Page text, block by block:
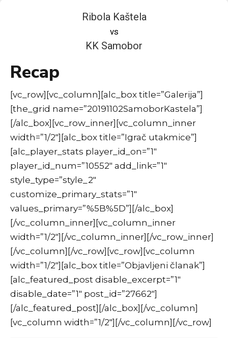
Ribola Kaštela
vs
KK Samobor
Recap
[vc_row][vc_column][alc_box title=”Galerija”]
[the_grid name=”20191102SamoborKastela”]
[/alc_box][vc_row_inner][vc_column_inner
width=”1/2″][alc_box title=”Igrač utakmice”]
[alc_player_stats player_id_on=”1″
player_id_num=”10552″ add_link=”1″
style_type=”style_2″
customize_primary_stats=”1″
values_primary=”%5B%5D”][/alc_box]
[/vc_column_inner][vc_column_inner
width=”1/2″][/vc_column_inner][/vc_row_inner]
[/vc_column][/vc_row][vc_row][vc_column
width=”1/2″][alc_box title=”Objavljeni članak”]
[alc_featured_post disable_excerpt=”1″
disable_date=”1″ post_id=”27662″]
[/alc_featured_post][/alc_box][/vc_column]
[vc_column width=”1/2″][/vc_column][/vc_row]